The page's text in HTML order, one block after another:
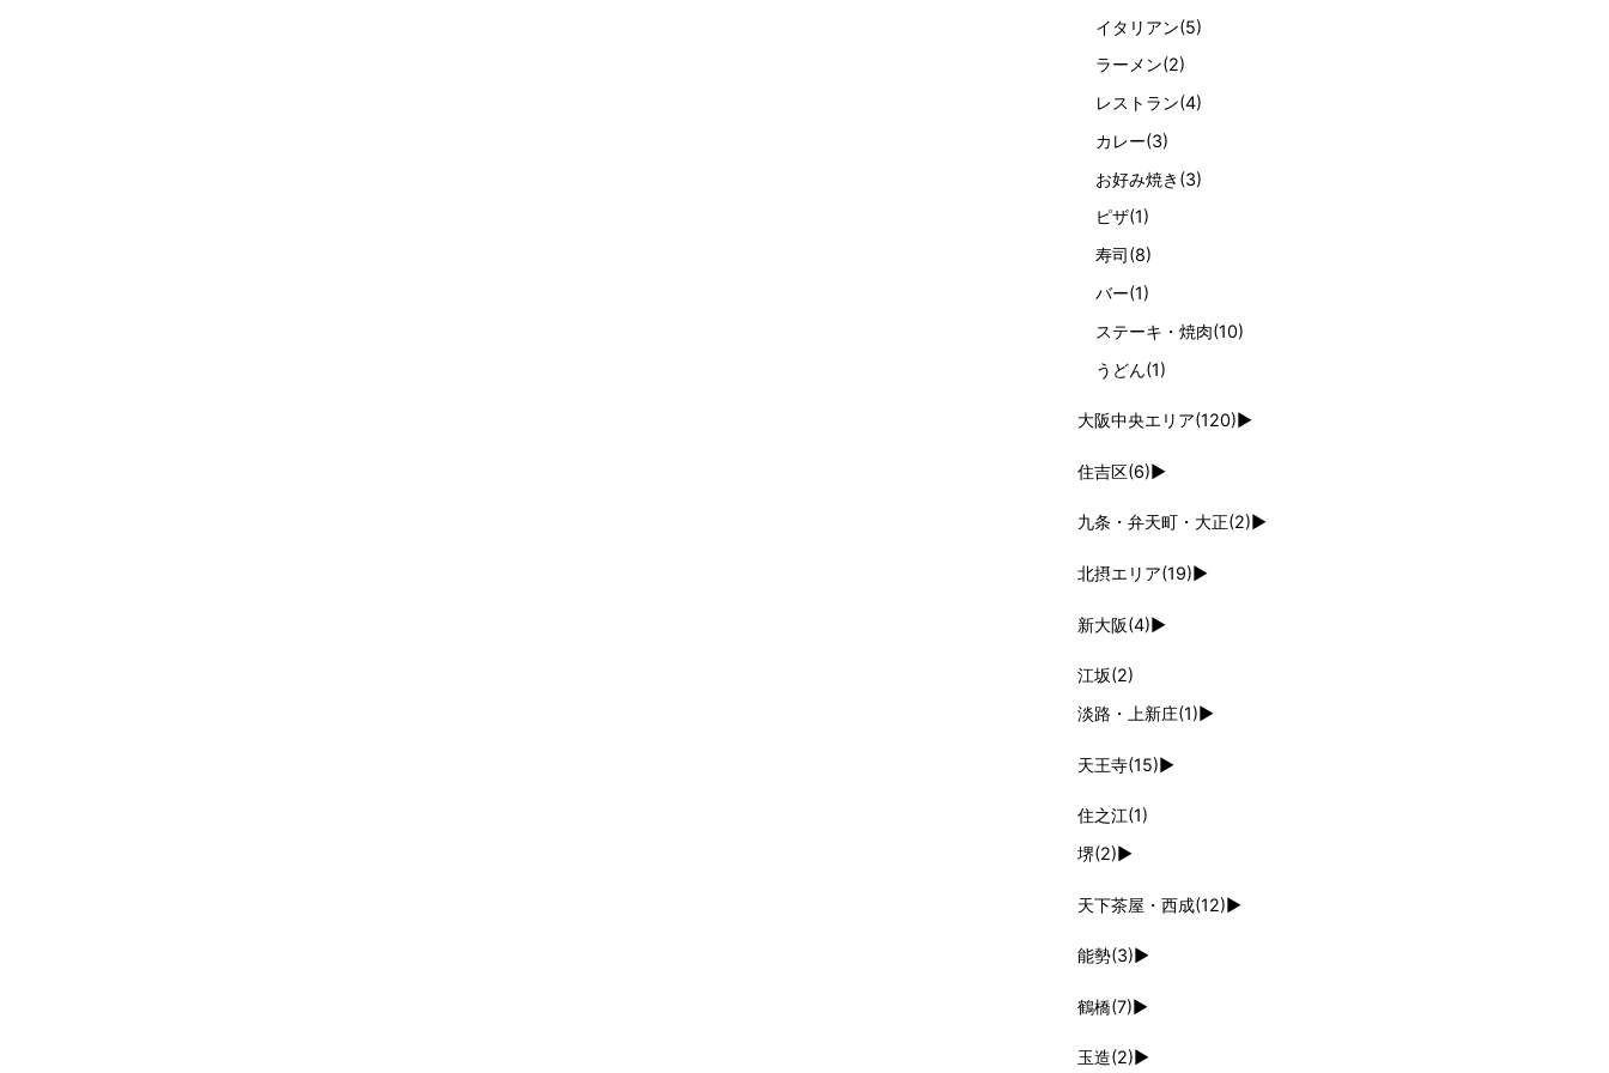
イタリアン(5)
ラーメン(2)
レストラン(4)
カレー(3)
お好み焼き (3)
ピザ(1)
寿司(8)
バー(1)
ステーキ・焼肉(10)
うどん(1)
大阪中央エリア(120)►
住吉区(6)►
九条・弁天町・大正(2) ►
北摂エリア(19)►
新大阪(4)►
江坂(2)
淡路・上新庄(1)►
天王寺(15)►
住之江(1)
堺(2)►
天下茶屋・西成(12)►
能勢(3)►
鶴橋(7)►
玉造(2)►